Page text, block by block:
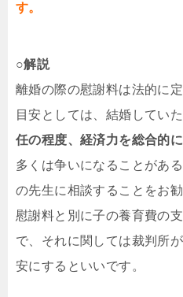
す。
○解説
離婚の際の慰謝料は法的に
目安としては、結婚してい
任の程度、経済力を総合的
多くは争いになることがあ
の先生に相談することをお勧
慰謝料と別に子の養育費の
で、それに関しては裁判所
安にするといいです。